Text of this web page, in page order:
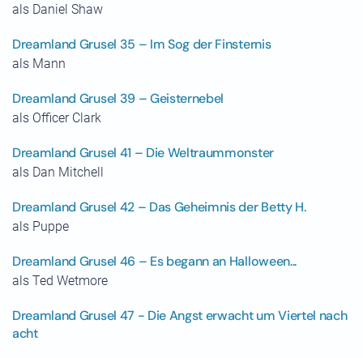
als Daniel Shaw
Dreamland Grusel 35 – Im Sog der Finsternis
als Mann
Dreamland Grusel 39 – Geisternebel
als Officer Clark
Dreamland Grusel 41 – Die Weltraummonster
als Dan Mitchell
Dreamland Grusel 42 – Das Geheimnis der Betty H.
als Puppe
Dreamland Grusel 46 – Es begann an Halloween...
als Ted Wetmore
Dreamland Grusel 47 - Die Angst erwacht um Viertel nach
acht